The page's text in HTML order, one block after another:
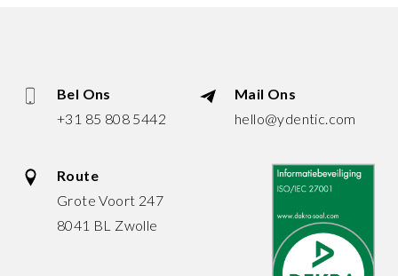
Bel Ons
+31 85 808 5442
Mail Ons
hello@ydentic.com
Route
Grote Voort 247
8041 BL Zwolle